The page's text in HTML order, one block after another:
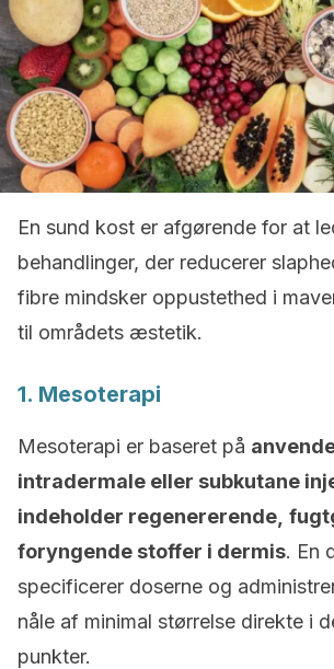
En sund kost er afgørende for at
behandlinger, der reducerer
fibre mindsker oppustethed i
til områdets æstetik.
1. Mesoterapi
Mesoterapi er baseret på
intradermale eller subkutane
indeholder regenererende,
foryngende stoffer i dermis. En
specificerer doserne og
nåle af minimal størrelse direkte i
punkter.